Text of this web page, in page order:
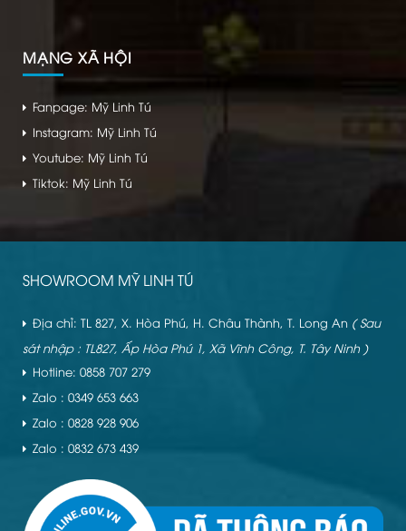
MẠNG XÃ HỘI
Fanpage: Mỹ Linh Tú
Instagram: Mỹ Linh Tú
Youtube: Mỹ Linh Tú
Tiktok: Mỹ Linh Tú
SHOWROOM MỸ LINH TÚ
Địa chỉ: TL 827, X. Hòa Phú, H. Châu Thành, T. Long An ( Sau
sát nhập : TL827, Ấp Hòa Phú 1, Xã Vĩnh Công, T. Tây Ninh )
Hotline: 0858 707 279
Zalo : 0349 653 663
Zalo : 0828 928 906
Zalo : 0832 673 439